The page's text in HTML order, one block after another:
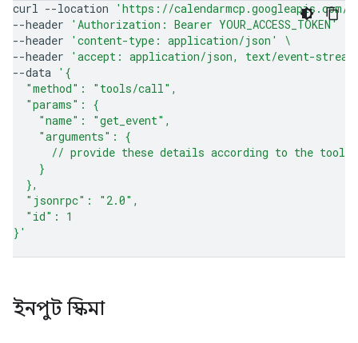
curl --location
'https://calendarmcp.googleapis.com/
--header
'Authorization: Bearer YOUR_ACCESS_TOKEN'
--header
'content-type: application/json'
\
--header
'accept: application/json, text/event-
--data '{
  "method": "tools/call",
  "params": {
    "name": "get_event",
    "arguments": {
// provide these details according to the tool
    }
  },
  "jsonrpc": "2.0",
  "id": 1
}'
ইনপুট স্কিমা